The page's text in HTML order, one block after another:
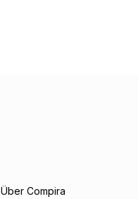
Über Compira